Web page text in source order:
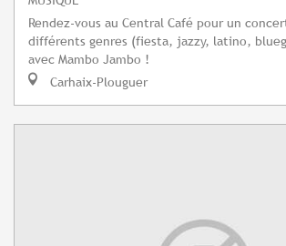
Rendez-vous au Central Café pour un
différents genres (fiesta, jazzy, latino,
avec Mambo Jambo !
Carhaix-Plouguer